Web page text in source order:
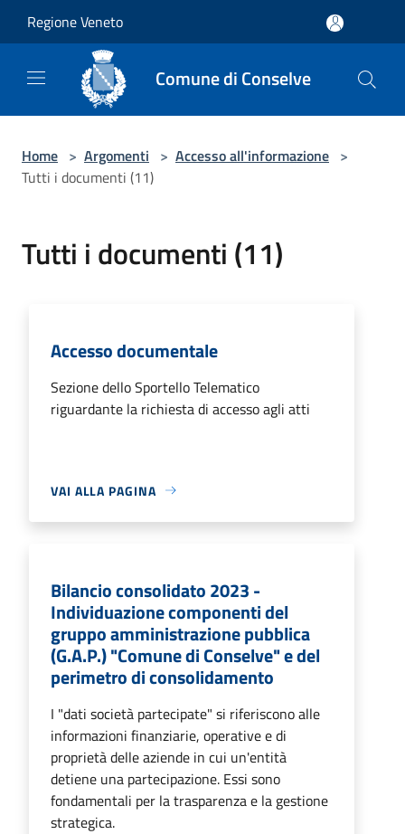
Regione Veneto
Comune di Conselve
Home > Argomenti > Accesso all'informazione >
Tutti i documenti (11)
Tutti i documenti (11)
Accesso documentale
Sezione dello Sportello Telematico
riguardante la richiesta di accesso agli atti
VAI ALLA PAGINA
Bilancio consolidato 2023 -
Individuazione componenti del
gruppo amministrazione pubblica
(G.A.P.) "Comune di Conselve" e del
perimetro di consolidamento
I "dati società partecipate" si riferiscono alle
informazioni finanziarie, operative e di
proprietà delle aziende in cui un'entità
detiene una partecipazione. Essi sono
fondamentali per la trasparenza e la gestione
strategica.